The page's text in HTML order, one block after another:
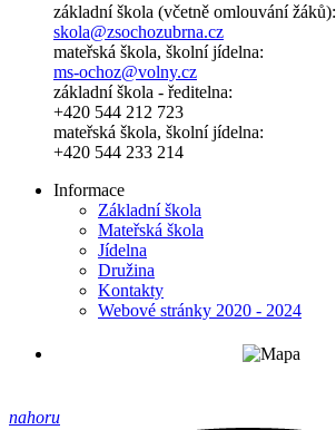
základní škola (včetně omlouvání žáků):
skola@zsochozubrna.cz
mateřská škola, školní jídelna:
ms-ochoz@volny.cz
základní škola - ředitelna:
+420 544 212 723
mateřská škola, školní jídelna:
+420 544 233 214
Informace
Základní škola
Mateřská škola
Jídelna
Družina
Kontakty
Webové stránky 2020 - 2024
nahoru